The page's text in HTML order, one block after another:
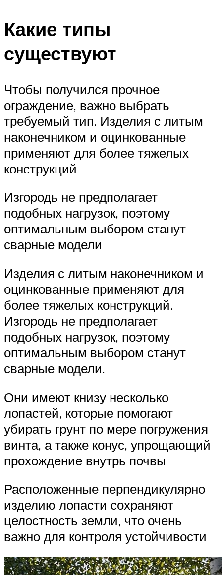
Какие типы
существуют
Чтобы получился прочное
ограждение, важно выбрать
требуемый тип. Изделия с литым
наконечником и оцинкованные
применяют для более тяжелых
конструкций
Изгородь не предполагает
подобных нагрузок, поэтому
оптимальным выбором станут
сварные модели
Изделия с литым наконечником и
оцинкованные применяют для
более тяжелых конструкций.
Изгородь не предполагает
подобных нагрузок, поэтому
оптимальным выбором станут
сварные модели.
Они имеют книзу несколько
лопастей, которые помогают
убирать грунт по мере погружения
винта, а также конус, упрощающий
прохождение внутрь почвы
Расположенные перпендикулярно
изделию лопасти сохраняют
целостность земли, что очень
важно для контроля устойчивости